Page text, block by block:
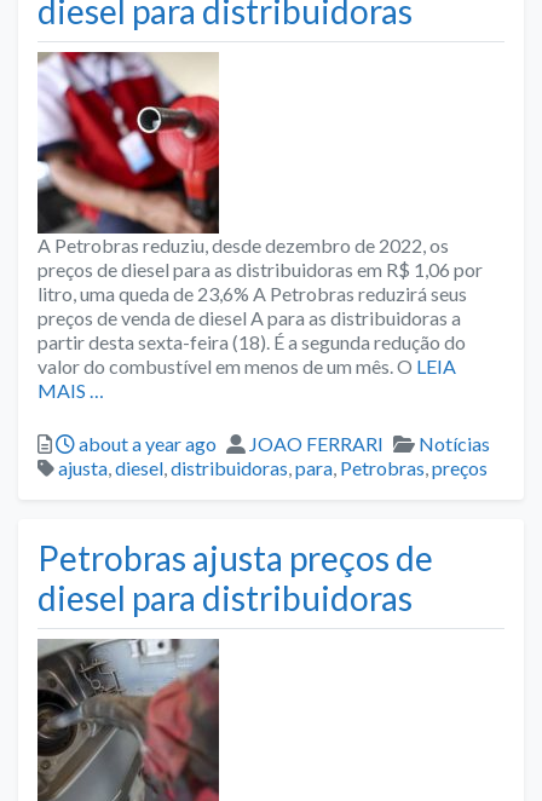
diesel para distribuidoras
A Petrobras reduziu, desde dezembro de 2022, os
preços de diesel para as distribuidoras em R$ 1,06 por
litro, uma queda de 23,6% A Petrobras reduzirá seus
preços de venda de diesel A para as distribuidoras a
partir desta sexta-feira (18). É a segunda redução do
valor do combustível em menos de um mês. O LEIA
MAIS …
Posted
about a year ago Author
JOAO FERRARI Categories
Notícias
Tags
ajusta,diesel,distribuidoras,para, Petrobras,preços
Petrobras ajusta preços de
diesel para distribuidoras